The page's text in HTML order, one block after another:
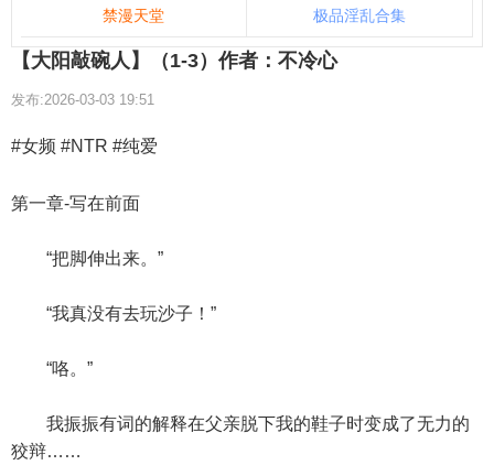
禁漫天堂 极品淫乱合集
【大阳敲碗人】（1-3）作者：不冷心
发布:2026-03-03 19:51
#女频 #NTR #纯爱
第一章-写在前面
“把脚伸出来。”
“我真没有去玩沙子！”
“咯。”
我振振有词的解释在父亲脱下我的鞋子时变成了无力的
狡辩……